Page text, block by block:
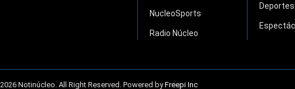
NucleoSports
Radio Núcleo
Deportes
2026 Notinúcleo. All Right Reserved. Powered byFreepi Inc